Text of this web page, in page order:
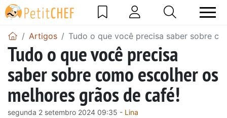
Artigos Tudo o que você precisa saber sobre
Tudo o que você precisa
saber sobre como escolher os
melhores grãos de café!
segunda 2 setembro 2024 09:35 - Lina